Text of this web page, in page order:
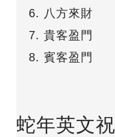
八方來財
貴客盈門
賓客盈門
蛇年英文